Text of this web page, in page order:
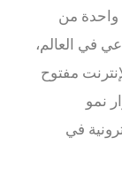
واحدة من
في العالم،
مفتوح
نمو
في